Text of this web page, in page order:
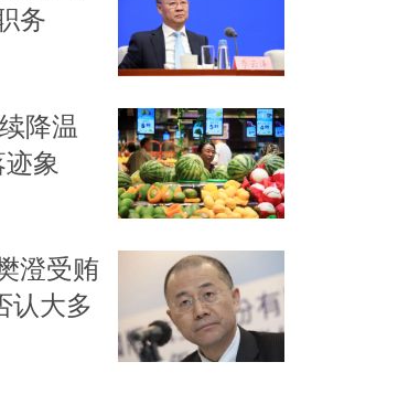
务
降温
象
澄受贿
认大多